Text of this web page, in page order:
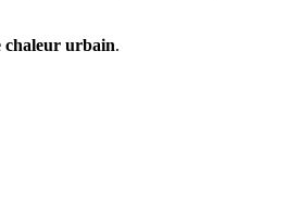
chaleur urbain.